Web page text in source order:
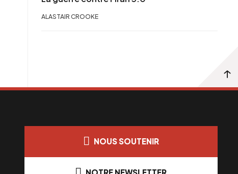
ALASTAIR CROOKE
NOUS SOUTENIR